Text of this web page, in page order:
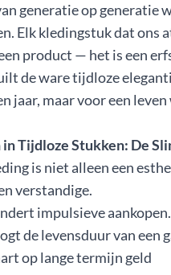
generatie op generatie
Elk kledingstuk dat ons
product — het is een
de ware tijdloze
jaar, maar voor een
Tijdloze Stukken: De
is niet alleen een
verstandige.
impulsieve aankopen.
de levensduur van een
op lange termijn geld